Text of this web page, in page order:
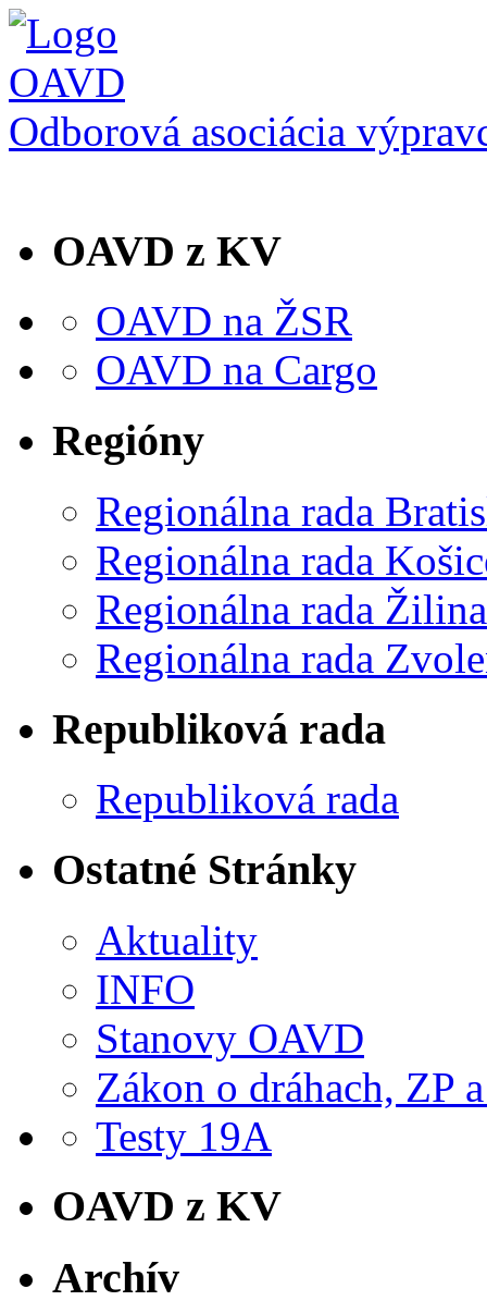
Odborová asociácia
OAVD z KV
OAVD na ŽSR
OAVD na Cargo
Regióny
Regionálna rada
Regionálna rada
Regionálna rada Žilina
Regionálna rada
Republiková rada
Republiková rada
Ostatné Stránky
Aktuality
INFO
Stanovy OAVD
Zákon o dráhach, ZP
Testy 19A
OAVD z KV
Archív